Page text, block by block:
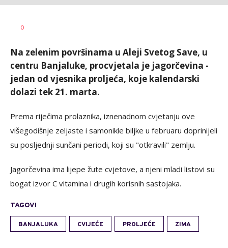
AUTOR
0
Na zelenim površinama u Aleji Svetog Save, u
centru Banjaluke, procvjetala je jagorčevina -
jedan od vjesnika proljeća, koje kalendarski
dolazi tek 21. marta.
Prema riječima prolaznika, iznenadnom cvjetanju ove
višegodišnje zeljaste i samonikle biljke u februaru doprinijeli
su posljednji sunčani periodi, koji su "otkravili" zemlju.
Jagorčevina ima lijepe žute cvjetove, a njeni mladi listovi su
bogat izvor C vitamina i drugih korisnih sastojaka.
TAGOVI
BANJALUKA CVIJEĆE PROLJEĆE ZIMA